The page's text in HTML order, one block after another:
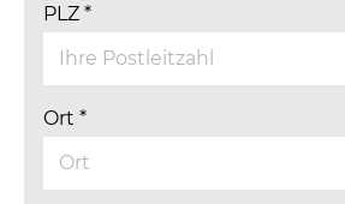
PLZ *
Ort *